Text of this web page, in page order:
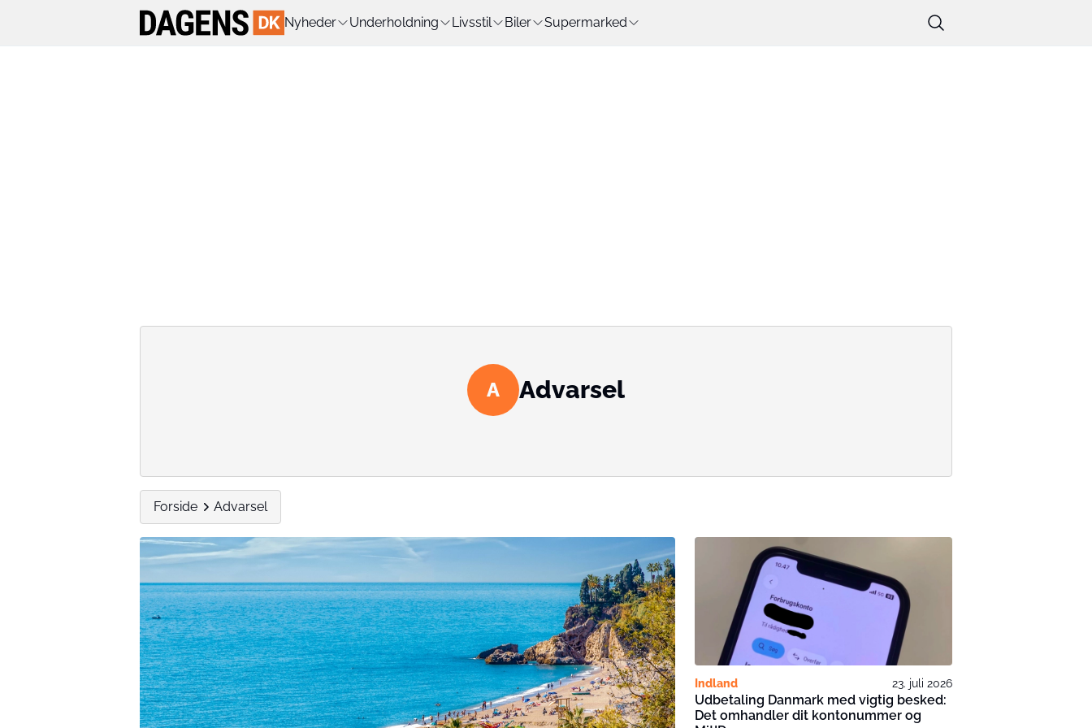
Nyheder Underholdning Livsstil Biler Supermarked
A Advarsel
Forside Advarsel
Indland 23. juli 2026
Udbetaling Danmark med vigtig besked:
Det omhandler dit kontonummer og